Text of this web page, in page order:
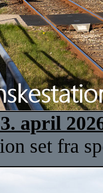
april
set fra